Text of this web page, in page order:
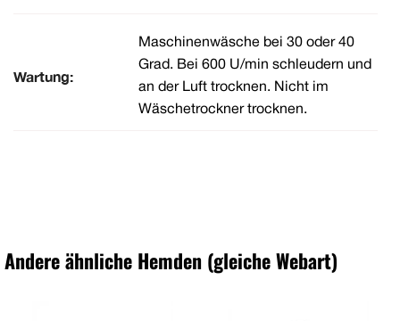
Wartung:
Maschinenwäsche bei 30 oder 40
Grad. Bei 600 U/min schleudern und
an der Luft trocknen. Nicht im
Wäschetrockner trocknen.
Andere ähnliche Hemden (gleiche Webart)